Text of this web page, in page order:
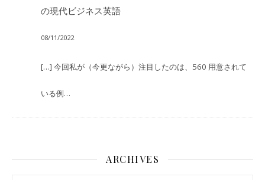
の現代ビジネス英語
08/11/2022
[…] 今回私が（今更ながら）注目したのは、560 用意されて
いる例…
ARCHIVES